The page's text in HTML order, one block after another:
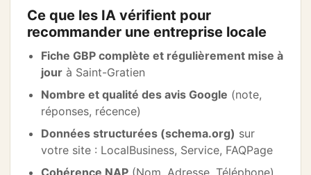
Ce que les IA vérifient pour
recommander une entreprise locale
Fiche GBP complète et régulièrement mise à
jour à Saint-Gratien
Nombre et qualité des avis Google (note,
réponses, récence)
Données structurées (schema.org) sur
votre site : LocalBusiness, Service, FAQPage